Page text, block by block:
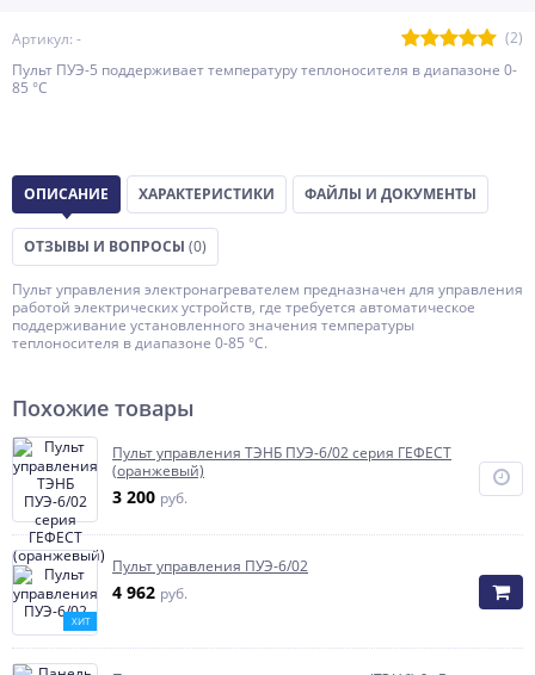
Артикул: -
(2)
Пульт ПУЭ-5 поддерживает температуру теплоносителя в диапазоне 0-
85 °С
ОПИСАНИЕ ХАРАКТЕРИСТИКИ ФАЙЛЫ И ДОКУМЕНТЫ
ОТЗЫВЫ И ВОПРОСЫ (0)
Пульт управления электронагревателем предназначен для управления
работой электрических устройств, где требуется автоматическое
поддерживание установленного значения температуры
теплоносителя в диапазоне 0-85 °С.
Похожие товары
Пульт управления ТЭНБ ПУЭ-6/02 серия ГЕФЕСТ
(оранжевый)
3 200 руб.
ХИТ
Пульт управления ПУЭ-6/02
4 962 руб.